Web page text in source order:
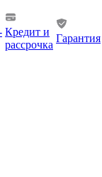
Кредит и
рассрочка
Гарантия